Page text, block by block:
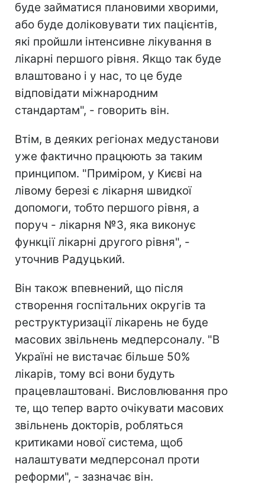
буде займатися плановими хворими,
або буде доліковувати тих пацієнтів,
які пройшли інтенсивне лікування в
лікарні першого рівня. Якщо так буде
влаштовано і у нас, то це буде
відповідати міжнародним
стандартам", - говорить він.
Втім, в деяких регіонах медустанови
уже фактично працюють за таким
принципом. "Приміром, у Києві на
лівому березі є лікарня швидкої
допомоги, тобто першого рівня, а
поруч - лікарня №3, яка виконує
функції лікарні другого рівня", -
уточнив Радуцький.
Він також впевнений, що після
створення госпітальних округів та
реструктуризації лікарень не буде
масових звільнень медперсоналу. "В
Україні не вистачає більше 50%
лікарів, тому всі вони будуть
працевлаштовані. Висловлювання про
те, що тепер варто очікувати масових
звільнень докторів, робляться
критиками нової система, щоб
налаштувати медперсонал проти
реформи", - зазначає він.